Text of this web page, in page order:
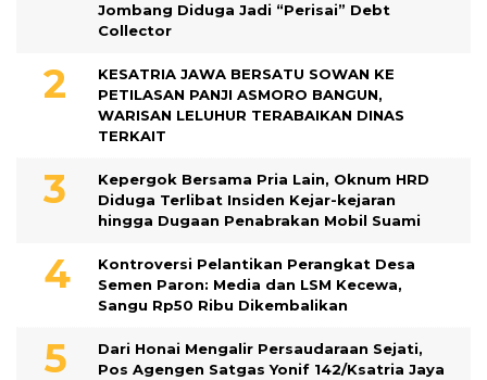
Jombang Diduga Jadi “Perisai” Debt
Collector
KESATRIA JAWA BERSATU SOWAN KE
PETILASAN PANJI ASMORO BANGUN,
WARISAN LELUHUR TERABAIKAN DINAS
TERKAIT
Kepergok Bersama Pria Lain, Oknum HRD
Diduga Terlibat Insiden Kejar-kejaran
hingga Dugaan Penabrakan Mobil Suami
Kontroversi Pelantikan Perangkat Desa
Semen Paron: Media dan LSM Kecewa,
Sangu Rp50 Ribu Dikembalikan
Dari Honai Mengalir Persaudaraan Sejati,
Pos Agengen Satgas Yonif 142/Ksatria Jaya